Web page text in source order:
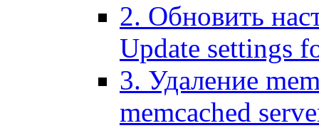
2. Обновить
Update settings
3. Удаление
memcached